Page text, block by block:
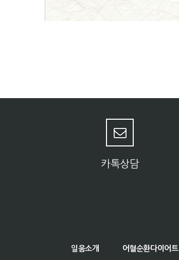
카톡상담
일움소개 어혈순환다이어트